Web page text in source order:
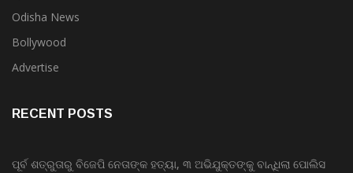
Odisha News
Bollywood
Advertise
RECENT POSTS
ପୂର୍ବ ଶତ୍ରୁତାରୁ ବିଜେପି ନେତାଙ୍କ ହତ୍ୟା, ୩ ଅଭିଯୁକ୍ତଙ୍କୁ ବାନ୍ଧିଲା ପୋଲିସ